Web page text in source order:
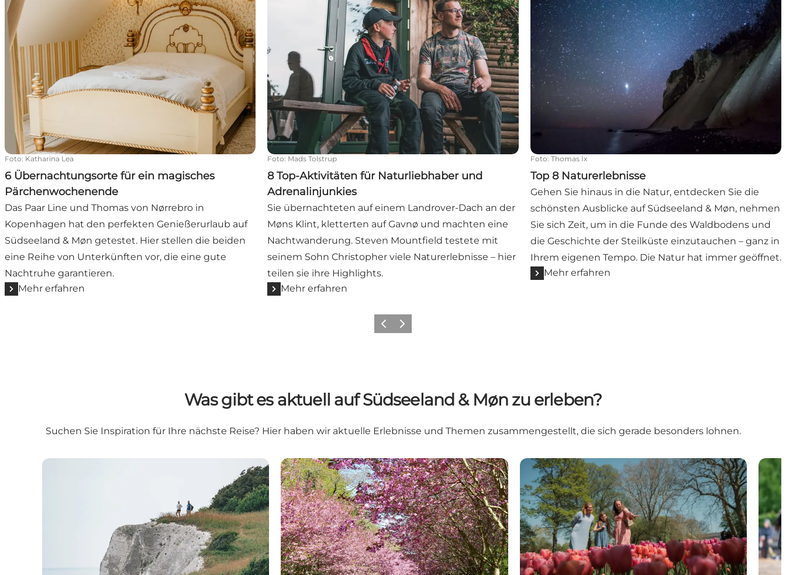
Foto: Katharina Lea
6 Übernachtungsorte für ein magisches
Pärchenwochenende
Das Paar Line und Thomas von Nørrebro in
Kopenhagen hat den perfekten Genießerurlaub auf
Südseeland & Møn getestet. Hier stellen die beiden
eine Reihe von Unterkünften vor, die eine gute
Nachtruhe garantieren.
Mehr erfahren
Foto: Mads Tolstrup
8 Top-Aktivitäten für Naturliebhaber und
Adrenalinjunkies
Sie übernachteten auf einem Landrover-Dach an der
Møns Klint, kletterten auf Gavnø und machten eine
Nachtwanderung. Steven Mountfield testete mit
seinem Sohn Christopher viele Naturerlebnisse – hier
teilen sie ihre Highlights.
Mehr erfahren
Foto: Thomas Ix
Top 8 Naturerlebnisse
Gehen Sie hinaus in die Natur, entdecken Sie die
schönsten Ausblicke auf Südseeland & Møn, nehmen
Sie sich Zeit, um in die Funde des Waldbodens und
die Geschichte der Steilküste einzutauchen – ganz in
Ihrem eigenen Tempo. Die Natur hat immer geöffnet.
Mehr erfahren
ZurückWeiter
Was gibt es aktuell auf Südseeland & Møn zu erleben?
Suchen Sie Inspiration für Ihre nächste Reise? Hier haben wir aktuelle Erlebnisse und Themen zusammengestellt, die sich gerade besonders lohnen.
Erlebe Møn im Jahr 2026 Frühling Dänemarks größte Tulpenfest auf Schloss Gavnø